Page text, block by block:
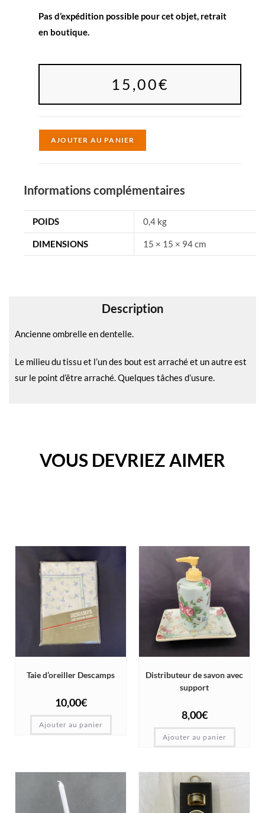
Pas d’expédition possible pour cet objet, retrait
en boutique.
15,00€
AJOUTER AU PANIER
n
a
t
:
Informations complémentaires
POIDS 0,4 kg
DIMENSIONS 15 × 15 × 94 cm
Description
Ancienne ombrelle en dentelle.
Le milieu du tissu et l’un des bout est arraché et un autre est
sur le point d’être arraché. Quelques tâches d’usure.
VOUS DEVRIEZ AIMER
Taie d’oreiller Descamps
10,00€
Ajouter au panier
Distributeur de savon avec
support
8,00€
Ajouter au panier